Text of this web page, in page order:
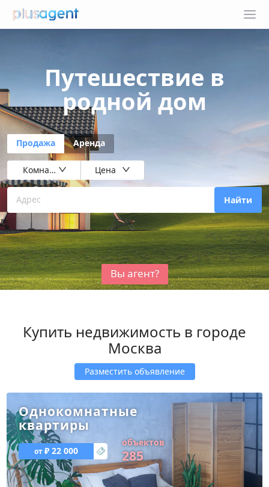
Путешествие в
родной дом
Продажа Аренда
Комнаты Цена
Адрес Найти
Вы агент?
Купить недвижимость в городе
Москва
Разместить объявление
Однокомнатные
квартиры
₽ 22 000
объектов
285